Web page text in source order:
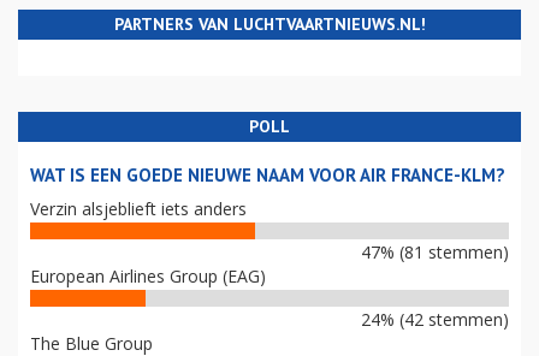
PARTNERS VAN LUCHTVAARTNIEUWS.NL!
POLL
WAT IS EEN GOEDE NIEUWE NAAM VOOR AIR FRANCE-KLM?
Verzin alsjeblieft iets anders
47% (81 stemmen)
European Airlines Group (EAG)
24% (42 stemmen)
The Blue Group